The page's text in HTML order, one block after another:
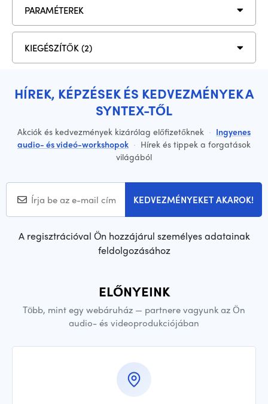
PARAMÉTEREK
KIEGÉSZÍTŐK (2)
HÍREK, KÉPZÉSEK ÉS KEDVEZMÉNYEK A
SYNTEX-TŐL
Akciók és kedvezmények kizárólag előfizetőknek · Ingyenes
audio- és videó-workshopok · Hírek és tippek a forgatások
világából
KEDVEZMÉNYEKET AKAROK!
A regisztrációval Ön hozzájárul személyes adatainak
feldolgozásához
ELŐNYEINK
Több, mint egy webáruház — partnere vagyunk az Ön
audio- és videoprodukciójában